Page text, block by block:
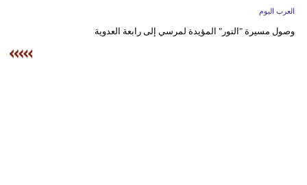
ديكور
العرب اليوم
وصول مسيرة "النور" المؤيدة لمرسي إلى رابعة العدوية